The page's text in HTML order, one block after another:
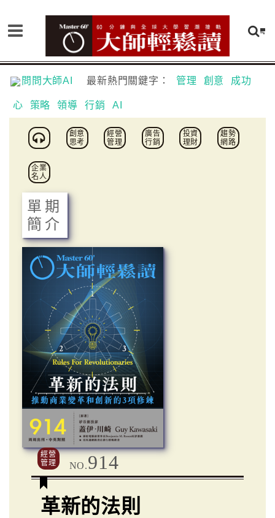
問問大師AI 最新熱門關鍵字： 管理 創意 成功
心 策略 領導 行銷 AI
創意
思考
經營
管理
廣告
行銷
投資
理財
趨勢
網路
企業
名人
單期
簡介
經營
管理
NO.914
革新的法則